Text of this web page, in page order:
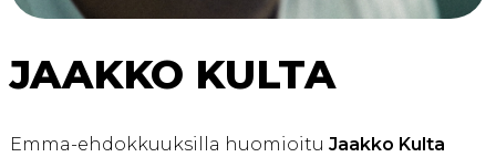
JAAKKO KULTA
Emma-ehdokkuuksilla huomioitu Jaakko Kulta